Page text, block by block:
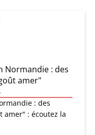
Normandie : des
amer"
: des
amer" : écoutez la